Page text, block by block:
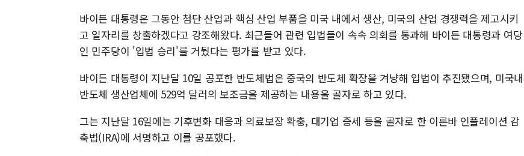
바이든 대통령은 그동안 첨단 산업과 핵심 산업 부품을 미국 내에서 생산, 미국의 산업 경쟁력을 제고시키
고 일자리를 창출하겠다고 강조해왔다. 최근들어 관련 입법들이 속속 의회를 통과해 바이든 대통령과 여당
인 민주당이 '입법 승리'를 거뒀다는 평가를 받고 있다.
바이든 대통령이 지난달 10일 공포한 반도체법은 중국의 반도체 확장을 겨냥해 입법이 추진됐으며, 미국내
반도체 생산업체에 529억 달러의 보조금을 제공하는 내용을 골자로 하고 있다.
그는 지난달 16일에는 기후변화 대응과 의료보장 확충, 대기업 증세 등을 골자로 한 이른바 인플레이션 감
축법(IRA)에 서명하고 이를 공포했다.